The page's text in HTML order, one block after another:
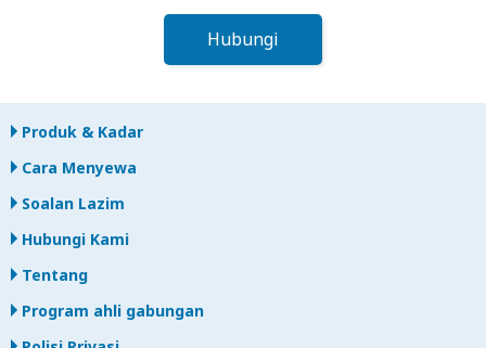
Hubungi
Produk & Kadar
Cara Menyewa
Soalan Lazim
Hubungi Kami
Tentang
Program ahli gabungan